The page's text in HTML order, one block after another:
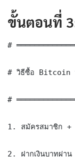
ขั้นตอนที่
#
# วิธีซื้อ Bitcoin
#
1. สมัครสมาชิก +
2. ฝากเงินบาทผ่า